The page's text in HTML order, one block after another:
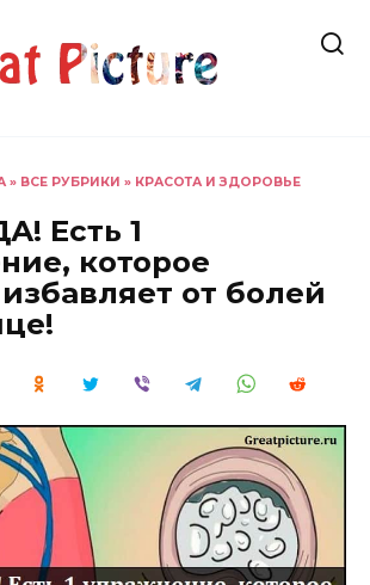
» ВСЕ РУБРИКИ » КРАСОТА И ЗДОРОВЬЕ
Есть 1
которое
от болей